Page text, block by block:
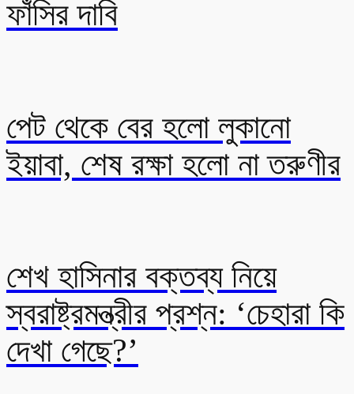
ফাঁসির দাবি
পেট থেকে বের হলো লুকানো
ইয়াবা, শেষ রক্ষা হলো না তরুণীর
শেখ হাসিনার বক্তব্য নিয়ে
স্বরাষ্ট্রমন্ত্রীর প্রশ্ন: ‘চেহারা কি
দেখা গেছে?’